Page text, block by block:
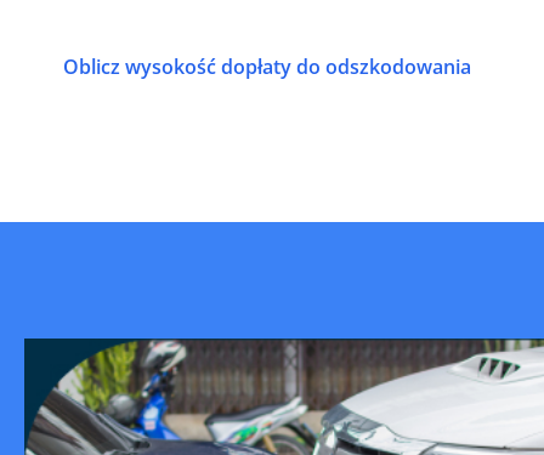
Oblicz wysokość dopłaty do odszkodowania